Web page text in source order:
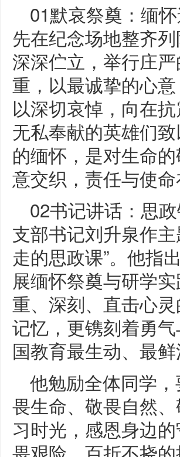
01默哀祭奠：缅
先在纪念场地整齐
深深伫立，举行庄
重，以最诚挚的心
以深切哀悼，向在
无私奉献的英雄们
的缅怀，是对生命
意交织，责任与使
02书记讲话：思
支部书记刘升泉作
走的思政课”。他指
展缅怀祭奠与研学
重、深刻、直击心
记忆，更镌刻着勇
国教育最生动、最
他勉励全体同学
畏生命、敬畏自然
习时光，感恩身边